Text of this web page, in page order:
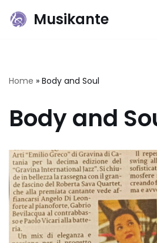
Musikante
Home » Body and Soul
Body and